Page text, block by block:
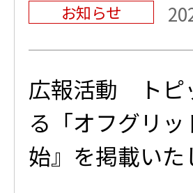
お知らせ
広報活動 トピ
る「オフグリ
始』を掲載いた